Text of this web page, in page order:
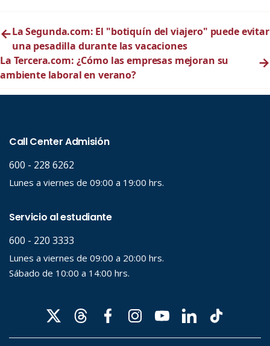
←La Segunda.com: El "botiquín del viajero" puede evitar
una pesadilla durante las vacaciones
La Tercera.com: ¿Cómo las empresas mejoran su
ambiente laboral en verano?
→